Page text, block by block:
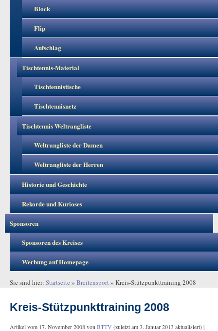
Block
Flip
Aufschlag
Tischtennis-Material
Tischtennistische
Tischtennisnetz
Tischtennis Weltrangliste
Weltrangliste der Damen
Weltrangliste der Herren
Historie und Geschichte
Rekorde und Kurioses
Sponsoren
Sponsoren des Kreises
Werbung auf Homepage
Sie sind hier: Startseite » Breitensport » Kreis-Stützpunkttraining 2008
Kreis-Stützpunkttraining 2008
Artikel vom 17. November 2008von BTTV (zuletzt am3. Januar 2013 aktualisiert) |